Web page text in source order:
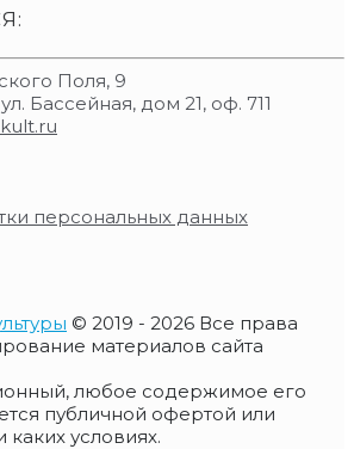
Поля, 9
Бассейная, дом 21, оф. 711
персональных данных
© 2019 - 2026 Все права
материалов сайта
любое содержимое его
публичной офертой или
условиях.